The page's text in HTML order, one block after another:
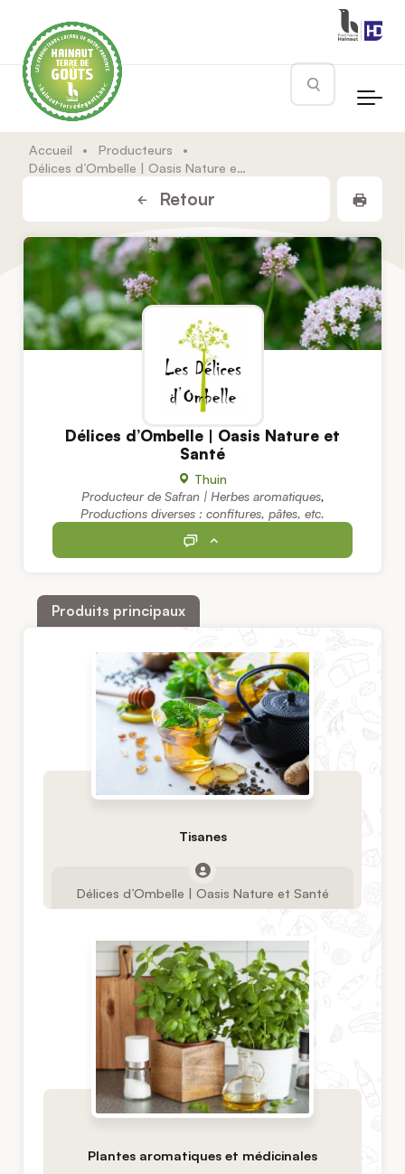
Rechercher
Accueil • Producteurs
•
Délices d’Ombelle | Oasis Nature et Santé
Retour
Délices d’Ombelle | Oasis Nature et
Santé
Thuin
Producteur de Safran | Herbes aromatiques,
Productions diverses : confitures, pâtes, etc.
Produits principaux
Tisanes
Délices d’Ombelle | Oasis Nature et Santé
Plantes aromatiques et médicinales